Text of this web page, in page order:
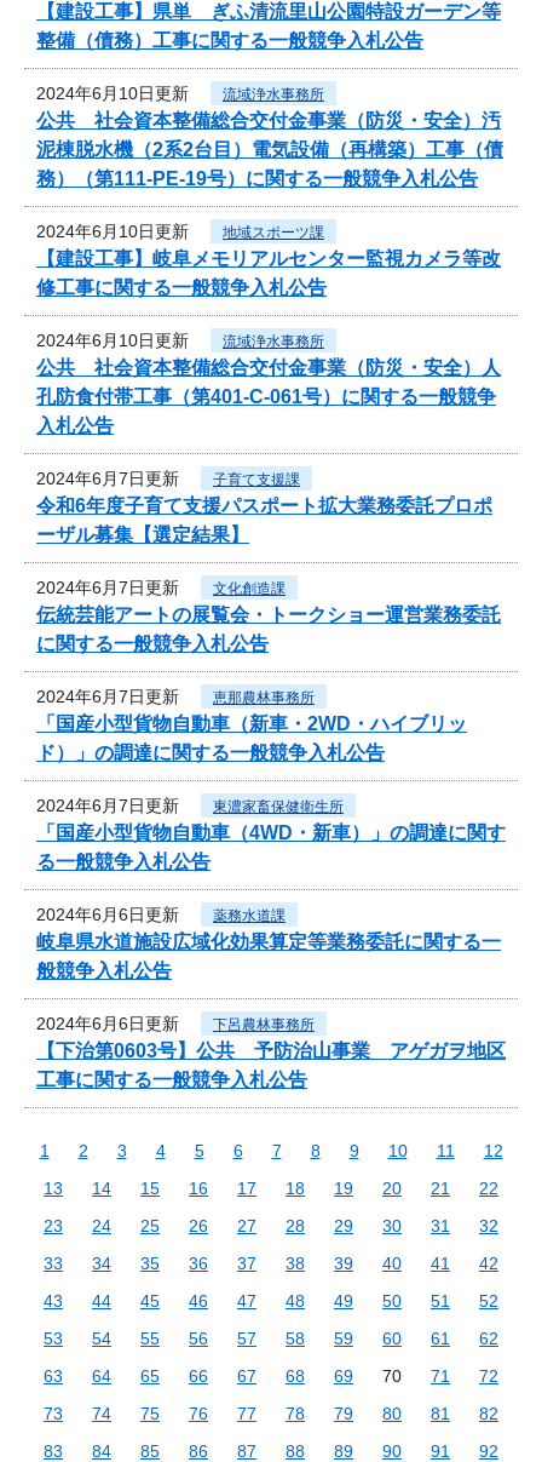
【建設工事】県単 ぎふ清流里山公園特設ガーデン等
整備（債務）工事に関する一般競争入札公告
2024年6月10日更新 流域浄水事務所
公共 社会資本整備総合交付金事業（防災・安全）汚
泥棟脱水機（2系2台目）電気設備（再構築）工事（債
務）（第111-PE-19号）に関する一般競争入札公告
2024年6月10日更新 地域スポーツ課
【建設工事】岐阜メモリアルセンター監視カメラ等改
修工事に関する一般競争入札公告
2024年6月10日更新 流域浄水事務所
公共 社会資本整備総合交付金事業（防災・安全）人
孔防食付帯工事（第401-C-061号）に関する一般競争
入札公告
2024年6月7日更新 子育て支援課
令和6年度子育て支援パスポート拡大業務委託プロポ
ーザル募集【選定結果】
2024年6月7日更新 文化創造課
伝統芸能アートの展覧会・トークショー運営業務委託
に関する一般競争入札公告
2024年6月7日更新 恵那農林事務所
「国産小型貨物自動車（新車・2WD・ハイブリッ
ド）」の調達に関する一般競争入札公告
2024年6月7日更新 東濃家畜保健衛生所
「国産小型貨物自動車（4WD・新車）」の調達に関す
る一般競争入札公告
2024年6月6日更新 薬務水道課
岐阜県水道施設広域化効果算定等業務委託に関する一
般競争入札公告
2024年6月6日更新 下呂農林事務所
【下治第0603号】公共 予防治山事業 アゲガヲ地区
工事に関する一般競争入札公告
1 2 3 4 5 6 7 8 9 10 11
12
13
14 15 16 17 18 19 20 21
22
23
24 25 26 27 28 29 30 31
32
33
34 35 36 37 38 39 40 41
42
43
44 45 46 47 48 49 50 51
52
53
54 55 56 57 58 59 60 61
62
63
64 65 66 67 68 69 70 71
72
73
74 75 76 77 78 79 80 81
82
83
84 85 86 87 88 89 90 91
92